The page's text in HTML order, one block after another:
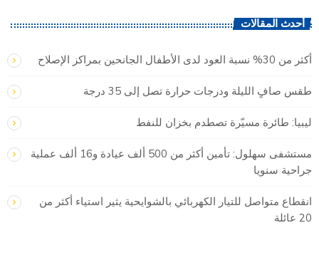
أحدث المقالات
أكثر من 30% نسبة العود لدى الأطفال الجانحين بمراكز الإصلاح
طقس صافٍ الليلة ودرجات حرارة تصل إلى 35 درجة
ليبيا: طائرة مسيّرة تصطدم بخزان للنفط
مستشفى سهلول: تأمين أكثر من 500 ألف عيادة و16 ألف عملية
جراحية سنويا
انقطاع متواصل للتيار الكهربائي بالشوايحية يثير استياء أكثر من
20 عائلة